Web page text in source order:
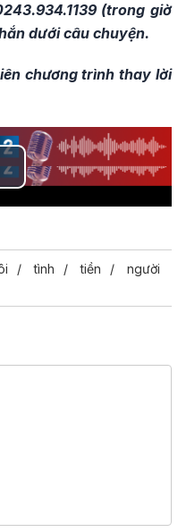
(trong giờ
dưới câu chuyện.
chương trình thay lời
tình tiền
người